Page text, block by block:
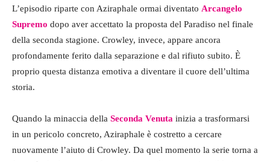
L’episodio riparte con Aziraphale ormai diventato Arcangelo
Supremo dopo aver accettato la proposta del Paradiso nel finale
della seconda stagione. Crowley, invece, appare ancora
profondamente ferito dalla separazione e dal rifiuto subito. È
proprio questa distanza emotiva a diventare il cuore dell’ultima
storia.
Quando la minaccia della Seconda Venuta inizia a trasformarsi
in un pericolo concreto, Aziraphale è costretto a cercare
nuovamente l’aiuto di Crowley. Da quel momento la serie torna a